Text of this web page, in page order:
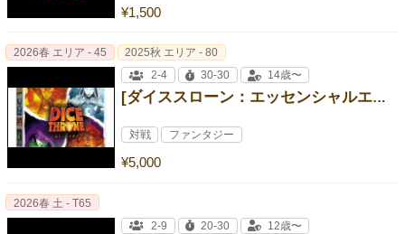
¥1,500
[ダイススローン：エッセンシャルエディション 燃えさかる闘志]
¥5,000
2026春 エリア - 45
2025秋 エリア - 80
2-4
30-30 14歳〜
対戦 ファンタジー
2026春 土 - T65
2-9
20-30 12歳〜